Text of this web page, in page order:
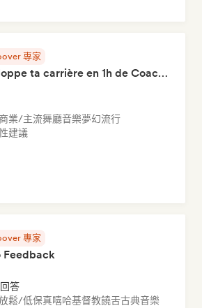
專家
Développe ta carrière en 1h de Coaching
商業/主流舞廳音樂夢幻流行
建議
專家
Feedback
答
鬆/低保真嘻哈基督教饒舌古典音樂